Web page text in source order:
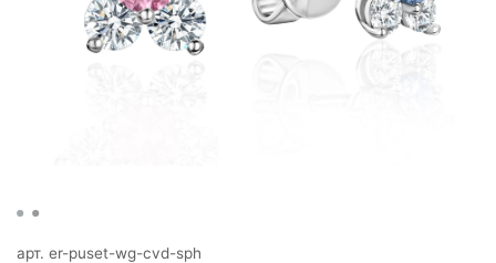
арт. er-puset-wg-cvd-sph